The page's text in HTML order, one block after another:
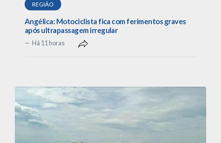
REGIÃO
Angélica: Motociclista fica com ferimentos graves
após ultrapassagem irregular
Há 11 horas